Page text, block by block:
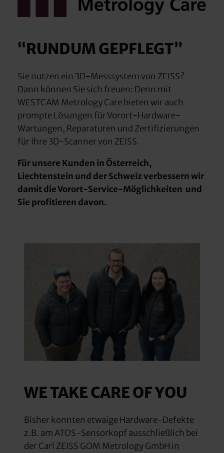
“RUNDUM GEPFLEGT”
Sie nutzen ein 3D-Messsystem von ZEISS?
Dann können Sie sich freuen: Denn mit
WESTCAM Metrology Care bieten wir auch
prompte Lösungen für Vorort-Hardware-
Wartungen, Reparaturen und Zertifizierungen
für Ihre 3D-Scanner von ZEISS.
Für unsere Kunden in Österreich,
Liechtenstein und der Schweiz verbessern wir
damit die Vorort-Service-Möglichkeiten und
Sie profitieren davon.
WE TAKE CARE OF YOU
Bisher konnten etwaige Hardware-Defekte
z.B. am ATOS-Sensorkopf ausschließlich bei
der Carl ZEISS GOM Metrology GmbH in